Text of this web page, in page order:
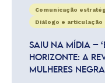
Comunicação
Diálogo e articulação
SAIU NA MÍDIA –
HORIZONTE: A
MULHERES